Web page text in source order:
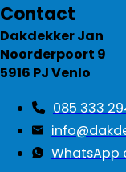
Contact
Dakdekker Jan
Noorderpoort 9
5916 PJ Venlo
085 333
WhatsApp